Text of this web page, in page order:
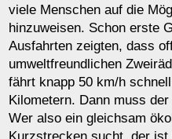
viele Menschen auf die
hinzuweisen. Schon erste
Ausfahrten zeigten, dass
umweltfreundlichen
fährt knapp 50 km/h
Kilometern. Dann muss
Wer also ein gleichsam
Kurzstrecken sucht, der